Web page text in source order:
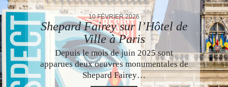
10 FÉVRIER 2026
Shepard Fairey sur l’Hôtel de
Ville à Paris
Depuis le mois de juin 2025 sont
apparues deux oeuvres monumentales de
Shepard Fairey…